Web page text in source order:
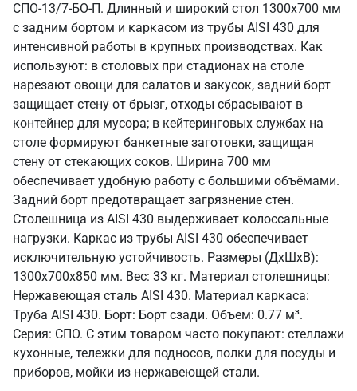
СПО-13/7-БО-П. Длинный и широкий стол 1300х700 мм
с задним бортом и каркасом из трубы AISI 430 для
интенсивной работы в крупных производствах. Как
используют: в столовых при стадионах на столе
нарезают овощи для салатов и закусок, задний борт
защищает стену от брызг, отходы сбрасывают в
контейнер для мусора; в кейтеринговых службах на
столе формируют банкетные заготовки, защищая
стену от стекающих соков. Ширина 700 мм
обеспечивает удобную работу с большими объёмами.
Задний борт предотвращает загрязнение стен.
Столешница из AISI 430 выдерживает колоссальные
нагрузки. Каркас из трубы AISI 430 обеспечивает
исключительную устойчивость. Размеры (ДхШхВ):
1300x700x850 мм. Вес: 33 кг. Материал столешницы:
Нержавеющая сталь AISI 430. Материал каркаса:
Труба AISI 430. Борт: Борт сзади. Объем: 0.77 м³.
Серия: СПО. С этим товаром часто покупают: стеллажи
кухонные, тележки для подносов, полки для посуды и
приборов, мойки из нержавеющей стали.